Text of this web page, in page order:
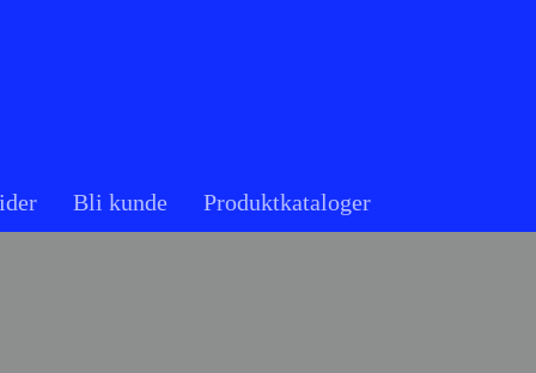
Bli kunde Produktkataloger